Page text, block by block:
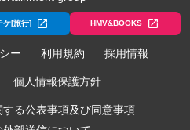
ケ[旅行] HMV&BOOKS
ー 利用規約 採用情報
個人情報保護方針
る公表事項及び同意事項